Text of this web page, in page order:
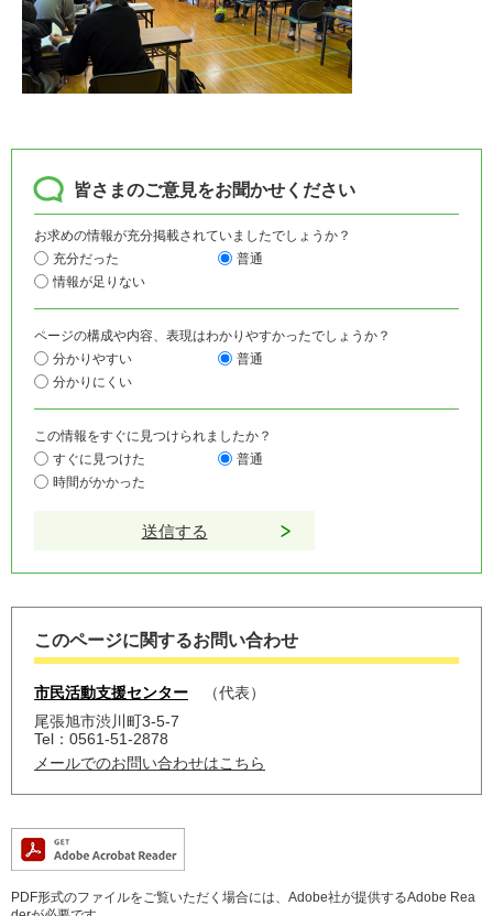
皆さまのご意見をお聞かせください
お求めの情報が充分掲載されていましたでしょうか？
充分だった
普通
情報が足りない
ページの構成や内容、表現はわかりやすかったでしょうか？
分かりやすい
普通
分かりにくい
この情報をすぐに見つけられましたか？
すぐに見つけた
普通
時間がかかった
このページに関するお問い合わせ
市民活動支援センター
代表
尾張旭市渋川町3-5-7
Tel：0561-51-2878
メールでのお問い合わせはこちら
PDF形式のファイルをご覧いただく場合には、Adobe社が提供するAdobe Rea